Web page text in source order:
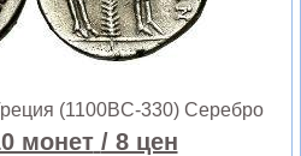
(1100BC-330) Серебро
монет / 8 цен